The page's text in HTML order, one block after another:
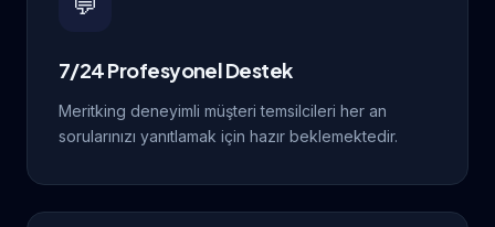
7/24 Profesyonel Destek
Meritking deneyimli müşteri temsilcileri her an
sorularınızı yanıtlamak için hazır beklemektedir.